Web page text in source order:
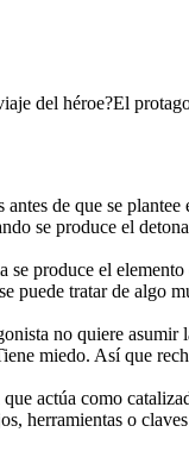
del héroe?El
antes de que se
se produce el
se produce el
puede tratar de algo
no quiere
miedo. Así que
actúa como
herramientas o